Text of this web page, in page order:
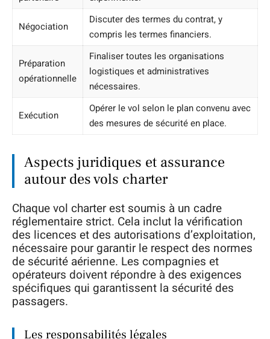
Négociation
Discuter des termes du contrat, y
compris les termes financiers.
Préparation
opérationnelle
Finaliser toutes les organisations
logistiques et administratives
nécessaires.
Exécution
Opérer le vol selon le plan convenu avec
des mesures de sécurité en place.
Aspects juridiques et assurance
autour des vols charter
Chaque vol charter est soumis à un cadre
réglementaire strict. Cela inclut la vérification
des licences et des autorisations d’exploitation,
nécessaire pour garantir le respect des normes
de sécurité aérienne. Les compagnies et
opérateurs doivent répondre à des exigences
spécifiques qui garantissent la sécurité des
passagers.
Les responsabilités légales